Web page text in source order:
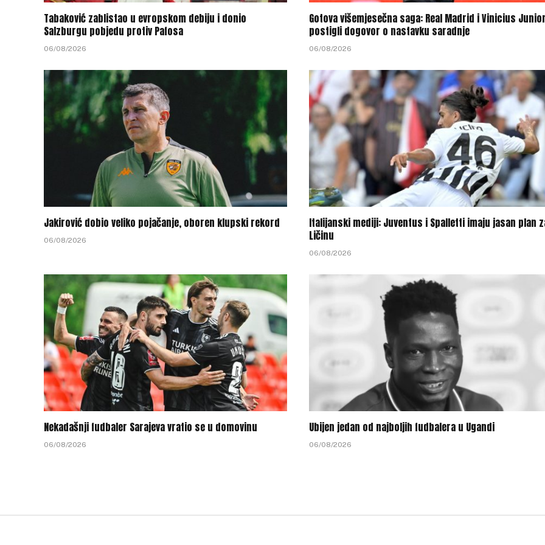
Tabaković zablistao u evropskom debiju i donio
Salzburgu pobjedu protiv Pafosa
06/08/2026
Gotova višemjesečna saga: Real Madrid i Vinicius
postigli dogovor o nastavku saradnje
06/08/2026
Jakirović dobio veliko pojačanje, oboren klupski rekord
06/08/2026
Italijanski mediji: Juventus i Spalletti imaju jasan plan
Ličinu
06/08/2026
Nekadašnji fudbaler Sarajeva vratio se u domovinu
06/08/2026
Ubijen jedan od najboljih fudbalera u Ugandi
06/08/2026